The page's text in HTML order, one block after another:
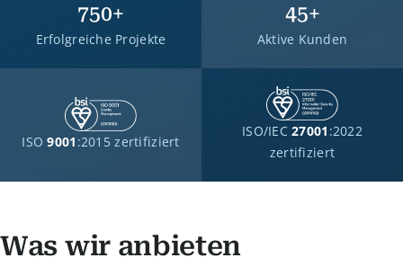
750+
Erfolgreiche Projekte
45+
Aktive Kunden
ISO9001 :2015 zertifiziert
ISO/IEC27001 :2022
zertifiziert
Was wir anbieten